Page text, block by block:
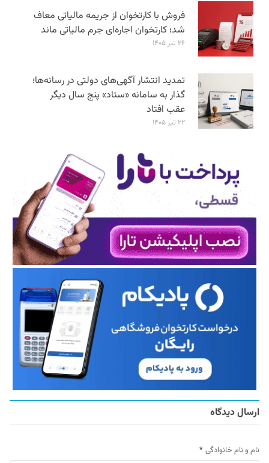
فروش با کارتخوان از جریمه مالیاتی معاف
شد؛ کارتخوان اجاره‌ای جرم مالیاتی ماند
۲۶ تیر ۱۴۰۵
تمدید انتشار آگهی‌های دولتی در رسانه‌ها؛
گذار به سامانه «ستاد» پنج سال دیگر
عقب افتاد
۲۲ تیر ۱۴۰۵
ارسال دیدگاه
نام و نام خانوادگی *